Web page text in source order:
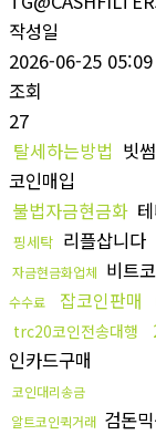
작성일
2026-06-25 05:09
조회
27
탈세하는방법 빗
코인매입
불법자금현금화
핑세탁 리플삽니다
자금현금화업체 비트
수수료
잡코인판매
trc20코인전송대행
인카드구매
코인대리송금
알트코인퀵거래 검돈